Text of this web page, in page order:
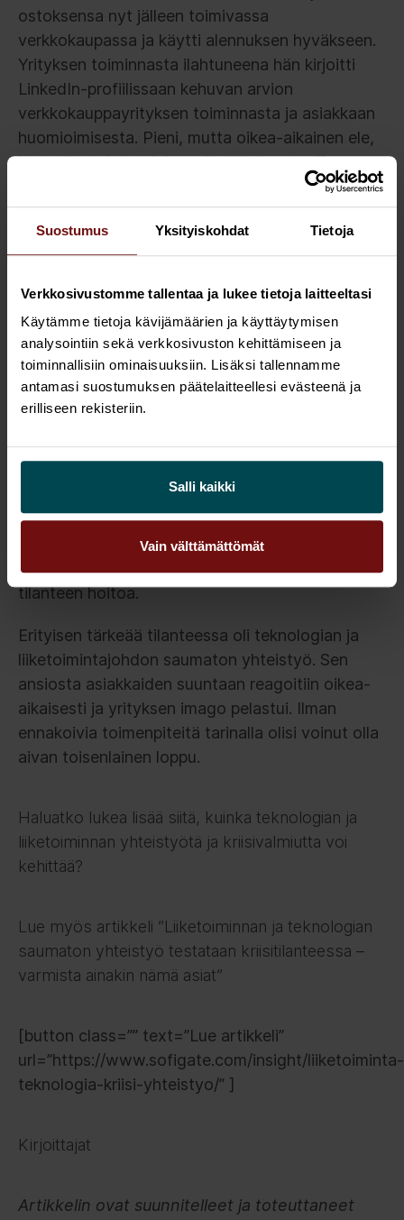
Suostumus Yksityiskohdat Tietoja
Verkkosivustomme tallentaa ja lukee tietoja laitteeltasi
Käytämme tietoja kävijämäärien ja käyttäytymisen
analysointiin sekä verkkosivuston kehittämiseen ja
toiminnallisiin ominaisuuksiin. Lisäksi tallennamme
antamasi suostumuksen päätelaitteellesi evästeenä ja
erilliseen rekisteriin.
Salli kaikki
Vain välttämättömät
ostoksensa nyt jälleen toimivassa
verkkokaupassa ja käytti alennuksen hyväkseen.
Yrityksen toiminnasta ilahtuneena hän kirjoitti
LinkedIn-profiilissaan kehuvan arvion
verkkokauppayrityksen toiminnasta ja asiakkaan
huomioimisesta. Pieni, mutta oikea-aikainen ele,
jonka liiketoimintajohto oli päättänyt ja IT
toteutti, toi yritykselle positiivista näkyvyyttä.
Koska yrityksen prosessit, vastuut ja roolitukset
sekä toimintamalli kriisiviestintään oli suunniteltu
ja sovittu etukäteen, ei aikaa kriisin iskiessä
päälle hukattu turhaan ihmettelyyn,
päällekkäiseen tekemiseen ja asioiden
ja korjaamaan viipymättä ja viestintä eri
sidosryhmille saatiin aloitettua heti.
Automatisoinnin käyttö niin hälytyksissä kuin
myös asiakasrajapinnassa paransi ja nopeutti
tilanteen hoitoa.
Erityisen tärkeää tilanteessa oli teknologian ja
liiketoimintajohdon saumaton yhteistyö. Sen
ansiosta asiakkaiden suuntaan reagoitiin oikea-
aikaisesti ja yrityksen imago pelastui. Ilman
ennakoivia toimenpiteitä tarinalla olisi voinut olla
aivan toisenlainen loppu.
Haluatko lukea lisää siitä, kuinka teknologian ja
liiketoiminnan yhteistyötä ja kriisivalmiutta voi
kehittää?
Lue myös artikkeli ”Liiketoiminnan ja teknologian
saumaton yhteistyö testataan kriisitilanteessa –
varmista ainakin nämä asiat”
[button class=”” text=”Lue artikkeli”
url=”https://www.sofigate.com/insight/liiketoiminta-
teknologia-kriisi-yhteistyo/” ]
Kirjoittajat
Artikkelin ovat suunnitelleet ja toteuttaneet